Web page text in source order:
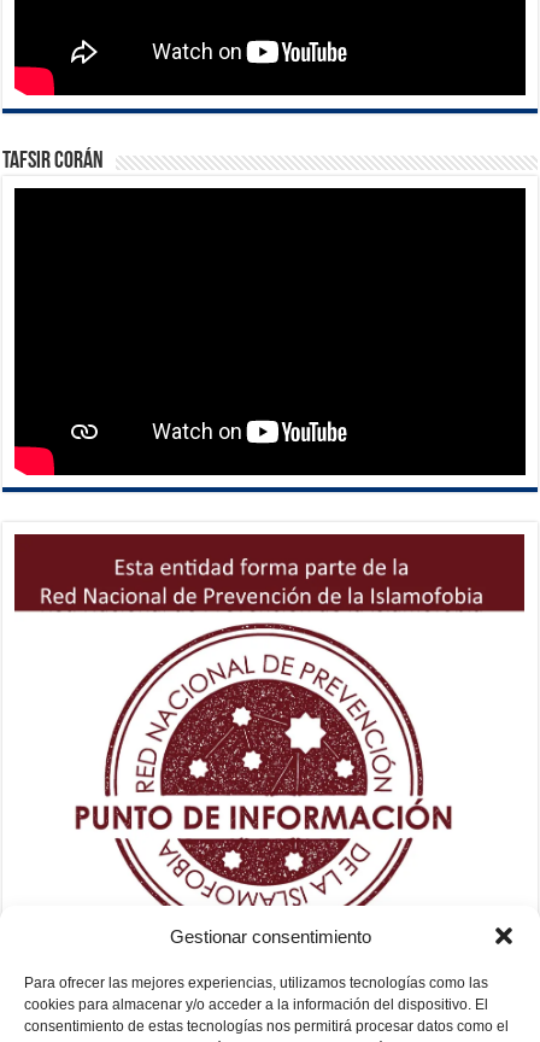
Gestionar consentimiento
Para ofrecer las mejores experiencias, utilizamos tecnologías como las
cookies para almacenar y/o acceder a la información del dispositivo. El
consentimiento de estas tecnologías nos permitirá procesar datos como el
Tafsir Corán